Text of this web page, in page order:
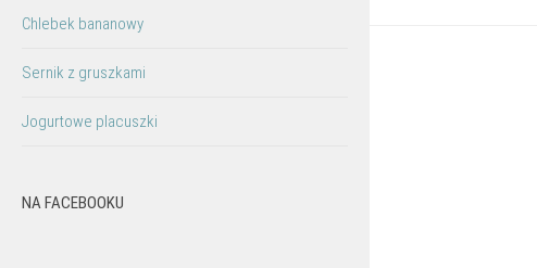
Chlebek bananowy
Sernik z gruszkami
Jogurtowe placuszki
NA FACEBOOKU